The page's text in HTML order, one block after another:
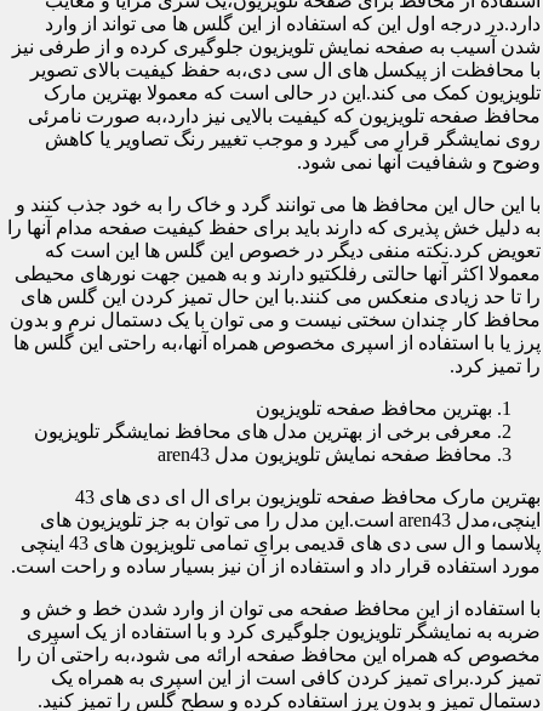
دارد.در درجه اول این که استفاده از این گلس ها می تواند از وارد
شدن آسیب به صفحه نمایش تلویزیون جلوگیری کرده و از طرفی نیز
با محافظت از پیکسل های ال سی دی،به حفظ کیفیت بالای تصویر
تلویزیون کمک می کند.این در حالی است که معمولا بهترین مارک
محافظ صفحه تلویزیون که کیفیت بالایی نیز دارد،به صورت نامرئی
روی نمایشگر قرار می گیرد و موجب تغییر رنگ تصاویر یا کاهش
وضوح و شفافیت آنها نمی شود.
با این حال این محافظ ها می توانند گرد و خاک را به خود جذب کنند و
به دلیل خش پذیری که دارند باید برای حفظ کیفیت صفحه مدام آنها را
تعویض کرد.نکته منفی دیگر در خصوص این گلس ها این است که
معمولا اکثر آنها حالتی رفلکتیو دارند و به همین جهت نورهای محیطی
را تا حد زیادی منعکس می کنند.با این حال تمیز کردن این گلس های
محافظ کار چندان سختی نیست و می توان با یک دستمال نرم و بدون
پرز یا با استفاده از اسپری مخصوص همراه آنها،به راحتی این گلس ها
را تمیز کرد.
بهترین محافظ صفحه تلویزیون
معرفی برخی از بهترین مدل های محافظ نمایشگر تلویزیون
محافظ صفحه نمایش تلویزیون مدل aren43
بهترین مارک محافظ صفحه تلویزیون برای ال ای دی های 43
اینچی،مدل aren43 است.این مدل را می توان به جز تلویزیون های
پلاسما و ال سی دی های قدیمی برای تمامی تلویزیون های 43 اینچی
مورد استفاده قرار داد و استفاده از آن نیز بسیار ساده و راحت است.
با استفاده از این محافظ صفحه می توان از وارد شدن خط و خش و
ضربه به نمایشگر تلویزیون جلوگیری کرد و با استفاده از یک اسپری
مخصوص که همراه این محافظ صفحه ارائه می شود،به راحتی آن را
تمیز کرد.برای تمیز کردن کافی است از این اسپری به همراه یک
دستمال تمیز و بدون پرز استفاده کرده و سطح گلس را تمیز کنید.